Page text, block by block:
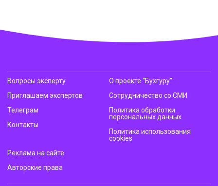
Вопросы эксперту
Приглашаем экспертов
Телеграм
Контакты
О проекте “Бухгуру”
Сотрудничество со СМИ
Политика обработки
персональных данных
Политика использования
cookies
Реклама на сайте
Авторские права